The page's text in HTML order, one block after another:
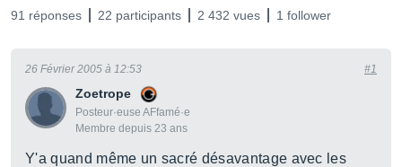
91 réponses 22 participants 2 432 vues 1 follower
Zoetrope
Posteur·euse AFfamé·e
Membre depuis 23 ans
26 Février 2005 à 12:53 #1
Y'a quand même un sacré désavantage avec les